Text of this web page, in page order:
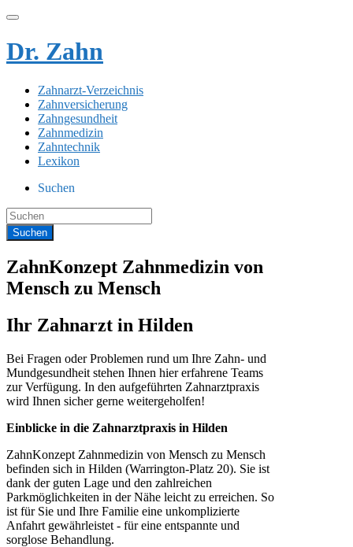
Dr. Zahn
Zahnarzt-Verzeichnis
Zahnversicherung
Zahngesundheit
Zahnmedizin
Zahntechnik
Lexikon
Suchen
ZahnKonzept Zahnmedizin von
Mensch zu Mensch
Ihr Zahnarzt in Hilden
Bei Fragen oder Problemen rund um Ihre Zahn- und
Mundgesundheit stehen Ihnen hier erfahrene Teams
zur Verfügung. In den aufgeführten Zahnarztpraxis
wird Ihnen sicher gerne weitergeholfen!
Einblicke in die Zahnarztpraxis in Hilden
ZahnKonzept Zahnmedizin von Mensch zu Mensch
befinden sich in Hilden (Warrington-Platz 20). Sie ist
dank der guten Lage und den zahlreichen
Parkmöglichkeiten in der Nähe leicht zu erreichen. So
ist für Sie und Ihre Familie eine unkomplizierte
Anfahrt gewährleistet - für eine entspannte und
sorglose Behandlung.